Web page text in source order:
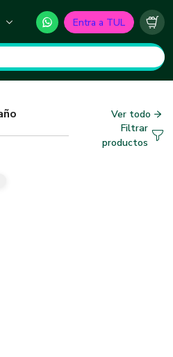
de ConstrucciónEntra a TUL
Ver todo
Filtrar
productos